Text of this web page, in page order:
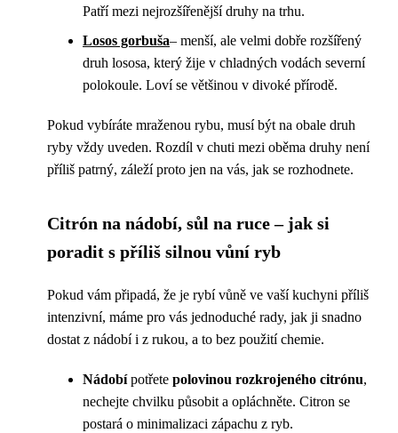
Patří mezi nejrozšířenější druhy na trhu.
Losos gorbuša– menší, ale velmi dobře rozšířený
druh lososa, který žije v chladných vodách severní
polokoule. Loví se většinou v divoké přírodě.
Pokud vybíráte mraženou rybu, musí být na obale druh
ryby vždy uveden. Rozdíl v chuti mezi oběma druhy není
příliš patrný, záleží proto jen na vás, jak se rozhodnete.
Citrón na nádobí, sůl na ruce – jak si
poradit s příliš silnou vůní ryb
Pokud vám připadá, že je rybí vůně ve vaší kuchyni příliš
intenzivní, máme pro vás jednoduché rady, jak ji snadno
dostat z nádobí i z rukou, a to bez použití chemie.
Nádobípotřete polovinou rozkrojeného citrónu,
nechejte chvilku působit a opláchněte. Citron se
postará o minimalizaci zápachu z ryb.